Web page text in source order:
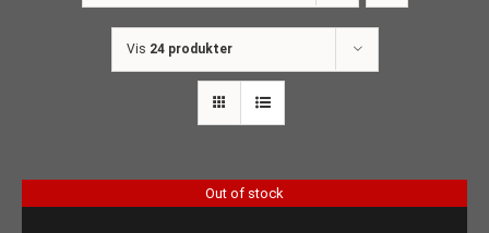
Vis 24 produkter
Out of stock